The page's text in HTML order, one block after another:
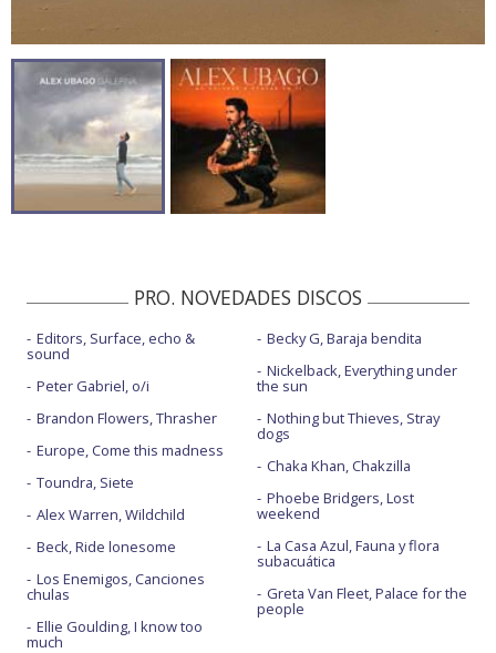
PRO. NOVEDADES DISCOS
Editors, Surface, echo &
sound
Peter Gabriel, o/i
Brandon Flowers, Thrasher
Europe, Come this madness
Toundra, Siete
Alex Warren, Wildchild
Beck, Ride lonesome
Los Enemigos, Canciones
chulas
Ellie Goulding, I know too
much
Becky G, Baraja bendita
Nickelback, Everything under
the sun
Nothing but Thieves, Stray
dogs
Chaka Khan, Chakzilla
Phoebe Bridgers, Lost
weekend
La Casa Azul, Fauna y flora
subacuática
Greta Van Fleet, Palace for the
people